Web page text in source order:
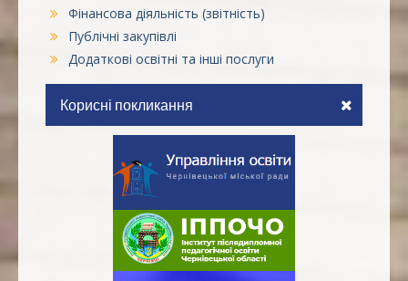
Фінансова діяльність (звітність)
Публічні закупівлі
Додаткові освітні та інші послуги
Корисні покликання